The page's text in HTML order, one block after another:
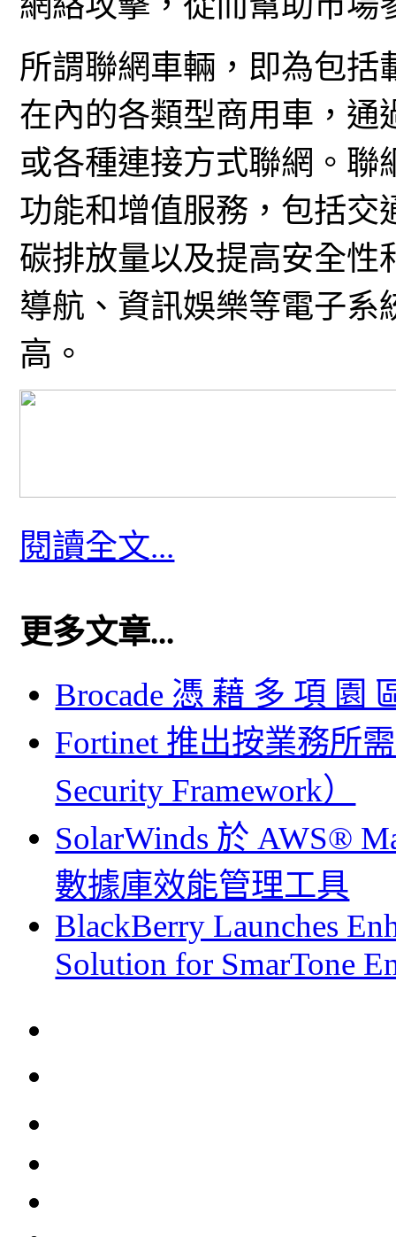
所謂聯網車輛，即為包括
在內的各類型商用車，通
或各種連接方式聯網。聯
功能和增值服務，包括交
碳排放量以及提高安全性
導航、資訊娛樂等電子系
高。
閱讀全文...
更多文章...
Brocade 憑 藉 多 項 園
Fortinet 推出按業務所
Security Framework）
SolarWinds 於 AWS®
數據庫效能管理工具
BlackBerry Launches
Solution for SmarTone